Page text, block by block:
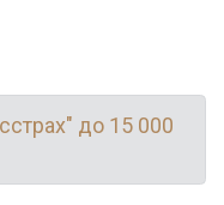
до 15 000